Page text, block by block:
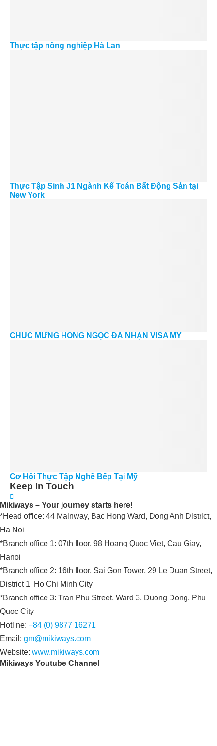
Thực tập nông nghiệp Hà Lan
Thực Tập Sinh J1 Ngành Kế Toán Bất Động Sản tại
New York
CHÚC MỪNG HỒNG NGỌC ĐÃ NHẬN VISA MỸ
Cơ Hội Thực Tập Nghề Bếp Tại Mỹ
Keep In Touch
Mikiways – Your journey starts here!
*Head office: 44 Mainway, Bac Hong Ward, Dong Anh District,
Ha Noi
*Branch office 1: 07th floor, 98 Hoang Quoc Viet, Cau Giay,
Hanoi
*Branch office 2: 16th floor, Sai Gon Tower, 29 Le Duan Street,
District 1, Ho Chi Minh City
*Branch office 3: Tran Phu Street, Ward 3, Duong Dong, Phu
Quoc City
Hotline: +84 (0) 9877 16271
Email: gm@mikiways.com
Website: www.mikiways.com
Mikiways Youtube Channel